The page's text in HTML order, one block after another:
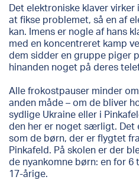
Det elektroniske klaver
at fikse problemet, så en af
kan. Imens er nogle af hans
med en koncentreret kamp
dem sidder en gruppe piger
hinanden noget på deres
Alle frokostpauser minder
anden måde – om de bliver
sydlige Ukraine eller i
den her er noget særligt. Det
som de børn, der er flygtet
Pinkafeld. På skolen er der
de nyankomne børn: en for
17-årige.